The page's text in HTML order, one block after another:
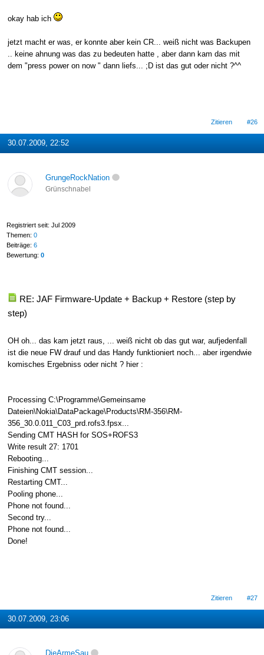
okay hab ich
jetzt macht er was, er konnte aber kein CR... weiß nicht was Backupen
.. keine ahnung was das zu bedeuten hatte , aber dann kam das mit
dem "press power on now " dann liefs... ;D ist das gut oder nicht ?^^
Zitieren #26
30.07.2009, 22:52
GrungeRockNation
Grünschnabel
Registriert seit: Jul 2009
Themen: 0
Beiträge: 6
Bewertung: 0
RE: JAF Firmware-Update + Backup + Restore (step by
step)
OH oh... das kam jetzt raus, ... weiß nicht ob das gut war, aufjedenfall
ist die neue FW drauf und das Handy funktioniert noch... aber irgendwie
komisches Ergebniss oder nicht ? hier :
Processing C:\Programme\Gemeinsame
Dateien\Nokia\DataPackage\Products\RM-356\RM-
356_30.0.011_C03_prd.rofs3.fpsx...
Sending CMT HASH for SOS+ROFS3
Write result 27: 1701
Rebooting...
Finishing CMT session...
Restarting CMT...
Pooling phone...
Phone not found...
Second try...
Phone not found...
Done!
Zitieren #27
30.07.2009, 23:06
DieArmeSau